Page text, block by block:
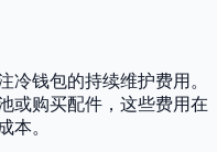
冷钱包的持续维护费用。
或购买配件，这些费用在
本。